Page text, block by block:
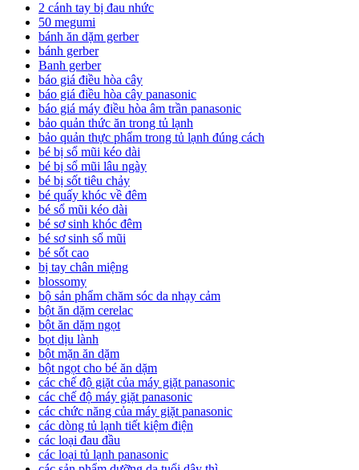
2 cánh tay bị đau nhức
50 megumi
bánh ăn dặm gerber
bánh gerber
Banh gerber
báo giá điều hòa cây
báo giá điều hòa cây panasonic
báo giá máy điều hòa âm trần panasonic
bảo quản thức ăn trong tủ lạnh
bảo quản thực phẩm trong tủ lạnh đúng cách
bé bị sổ mũi kéo dài
bé bị sổ mũi lâu ngày
bé bị sốt tiêu chảy
bé quấy khóc về đêm
bé sổ mũi kéo dài
bé sơ sinh khóc đêm
bé sơ sinh sổ mũi
bé sốt cao
bị tay chân miệng
blossomy
bộ sản phẩm chăm sóc da nhạy cảm
bột ăn dặm cerelac
bột ăn dặm ngọt
bọt dịu lành
bột mặn ăn dặm
bột ngọt cho bé ăn dặm
các chế độ giặt của máy giặt panasonic
các chế độ máy giặt panasonic
các chức năng của máy giặt panasonic
các dòng tủ lạnh tiết kiệm điện
các loại đau đầu
các loại tủ lạnh panasonic